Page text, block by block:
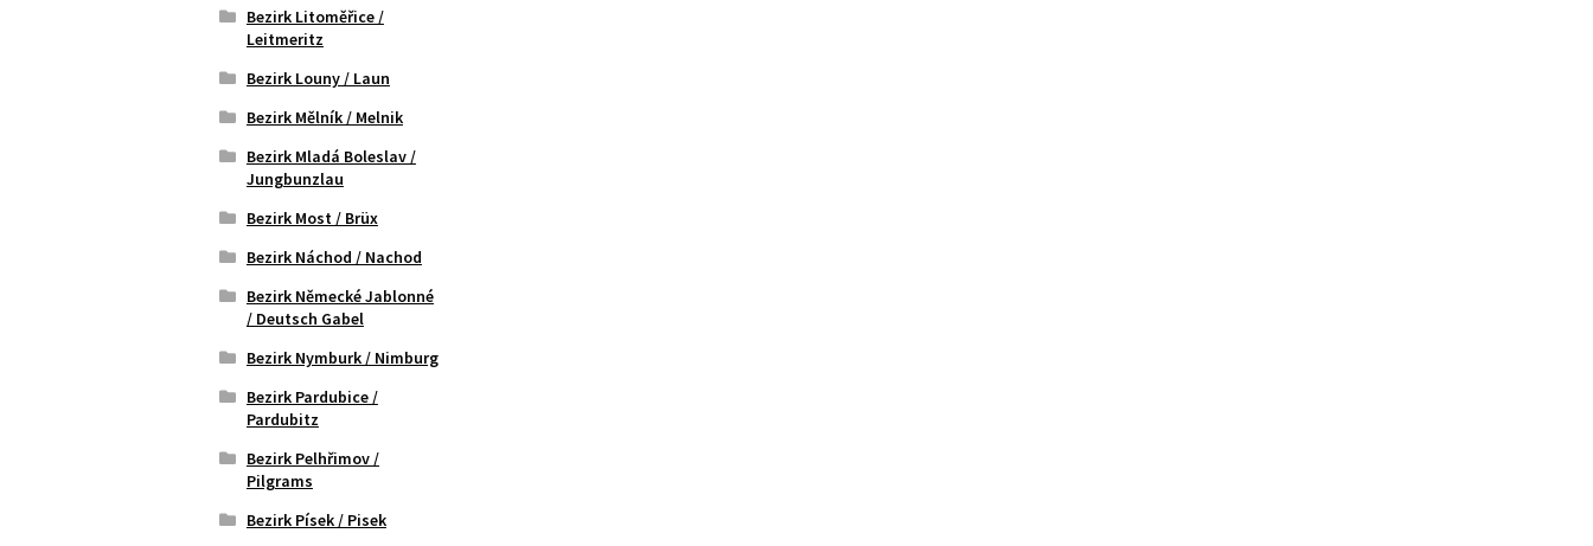
Bezirk Litoměřice /
Leitmeritz
Bezirk Louny / Laun
Bezirk Mělník / Melnik
Bezirk Mladá Boleslav /
Jungbunzlau
Bezirk Most / Brüx
Bezirk Náchod / Nachod
Bezirk Německé Jablonné
/ Deutsch Gabel
Bezirk Nymburk / Nimburg
Bezirk Pardubice /
Pardubitz
Bezirk Pelhřimov /
Pilgrams
Bezirk Písek / Pisek